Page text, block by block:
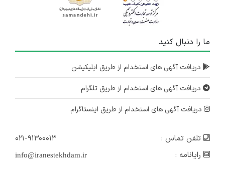
ما را دنبال کنید
دریافت آگهی های استخدام از طریق اپلیکیشن
دریافت آگهی های استخدام از طریق تلگرام
دریافت آگهی های استخدام از طریق اینستاگرام
تلفن تماس :
۰۲۱-۹۱۳۰۰۰۱۳
رایانامه :
info@iranestekhdam.ir